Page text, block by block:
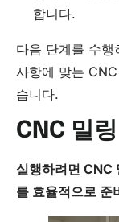
합니다.
다음 단계를 수
사항에 맞는
습니다.
CNC 밀
실행하려면 CNC
를 효율적으로 준